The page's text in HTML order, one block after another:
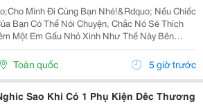
Mình Đi Cùng Bạn Nhé!&Rdquo; Nếu Chiếc
Bạn Có Thể Nói Chuyện, Chắc Nó Sẽ Thích
Một Em Gấu Nhỏ Xinh Như Thế Này Bên
Chuyến Đi Chơi Cuối Tuần, Em Móc Khóa Gấu
Toàn quốc 5 giờ trước
Sao Khi Có 1 Phụ Kiện Dêc Thương